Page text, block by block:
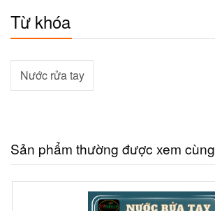
Từ khóa
Nước rửa tay
Sản phẩm thường được xem cùng